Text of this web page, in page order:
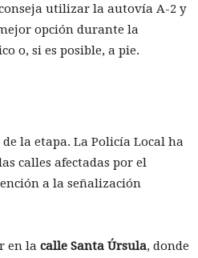
utilizar la autovía A-2 y
opción durante la
o, si es posible, a pie.
la etapa. La Policía Local ha
calles afectadas por el
a la señalización
en la calle Santa Úrsula, donde